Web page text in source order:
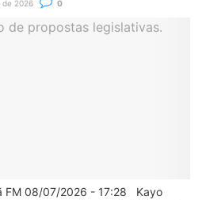
de 2026 0
FM 08/07/2026 - 17:28 Kayo